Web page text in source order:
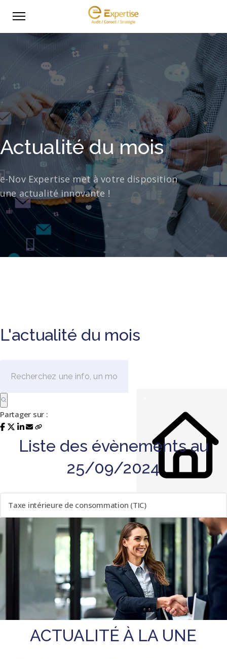
Actualité du mois
e-Nov Expertise met à votre disposition
une actualité innovante !
L'actualité du mois
Partager sur :
Liste des évènements au
25/09/2024
Taxe intérieure de consommation (TIC)
ACTUALITÉ À LA UNE